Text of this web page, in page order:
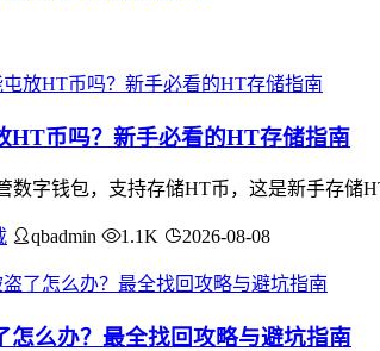
HT币吗？新手必看的HT存储指南
数字钱包，支持存储HT币，这是新手存储
qbadmin 1.1K 2026-08-08
怎么办？最全找回攻略与避坑指南